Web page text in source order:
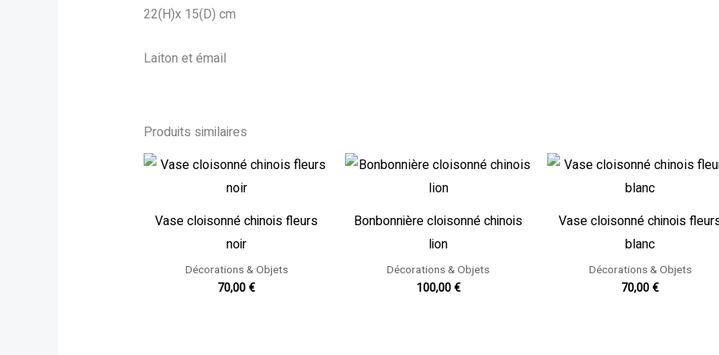
22(H)x 15(D) cm
Laiton et émail
Produits similaires
Vase cloisonné chinois fleurs
noir
Décorations & Objets
70,00€
Bonbonnière cloisonné chinois
lion
Décorations & Objets
100,00 €
Vase cloisonné chinois
blanc
Décorations & Objets
70,00€